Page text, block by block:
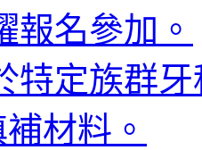
報名參加。
特定族群
材料。